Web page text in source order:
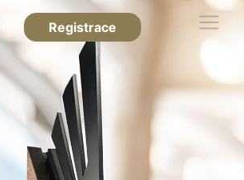
Registrace